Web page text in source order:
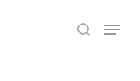
search
Menu